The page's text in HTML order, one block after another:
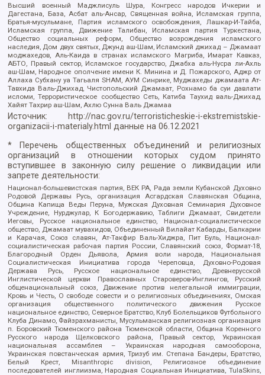
Высший военный Маджлисуль Шура, Конгресс народов Ичкерии и
Дагестана, База, Асбат аль-Ансар, Священная война, Исламская группа,
Братья-мусульмане, Партия исламского освобождения, Лашкар-И-Тайба,
Исламская группа, Движение Талибан, Исламская партия Туркестана,
Общество социальных реформ, Общество возрождения исламского
наследия, Дом двух святых, Джунд аш-Шам, Исламский джихад – Джамаат
моджахедов, Аль-Каида в странах исламского Магриба, Имарат Кавказ,
АБТО, Правый сектор, Исламское государство, Джабха аль-Нусра ли-Ахль
аш-Шам, Народное ополчение имени К. Минина и Д. Пожарского, Аджр от
Аллаха Субхану уа Тагьаля SHAM, АУМ Синрике, Муджахеды джамаата Ат-
Тавхида Валь-Джихад, Чистопольский Джамаат, Рохнамо ба суи давлати
исломи, Террористическое сообщество Сеть, Катиба Таухид валь-Джихад,
Хайят Тахрир аш-Шам, Ахлю Сунна Валь Джамаа
Источник:
http://nac.gov.ru/terroristicheskie-i-ekstremistskie-
organizacii-i-materialy.html данные на06.12.2021
* Перечень общественных объединений и религиозных
организаций в отношении которых судом принято
вступившее в законную силу решение о ликвидации или
запрете деятельности:
Национал-большевистская партия, ВЕК РА, Рада земли Кубанской Духовно
Родовой Державы Русь, организация Асгардская Славянская Община,
Община Капища Веды Перуна, Мужская Духовная Семинария Духовное
Учреждение, Нурджулар, К Богодержавию, Таблиги Джамаат, Свидетели
Иеговы, Русское национальное единство, Национал-социалистическое
общество, Джамаат мувахидов, Объединенный Вилайат Кабарды, Балкарии
и Карачая, Союз славян, Ат-Такфир Валь-Хиджра, Пит Буль, Национал-
социалистическая рабочая партия России, Славянский союз, Формат-18,
Благородный Орден Дьявола, Армия воли народа, Национальная
Социалистическая Инициатива города Череповца, Духовно-Родовая
Держава Русь, Русское национальное единство, Древнерусской
Инглистической церкви Православных Староверов-Инглингов, Русский
общенациональный союз, Движение против нелегальной иммиграции,
Кровь и Честь, О свободе совести и о религиозных объединениях, Омская
организация общественного политического движения Русское
национальное единство, Северное Братство, Клуб Болельщиков Футбольного
Клуба Динамо, Файзрахманисты, Мусульманская религиозная организация
п. Боровский Тюменского района Тюменской области, Община Коренного
Русского народа Щелковского района, Правый сектор, Украинская
национальная ассамблея – Украинская народная самооборона,
Украинская повстанческая армия, Тризуб им. Степана Бандеры, Братство,
Белый Крест, Misanthropic division, Религиозное объединение
последователей инглиизма, Народная Социальная Инициатива, TulaSkins,